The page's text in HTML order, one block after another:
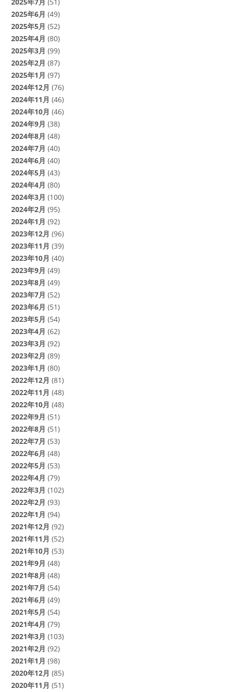
2025年7月 (51)
2025年6月 (49)
2025年5月 (52)
2025年4月 (80)
2025年3月 (99)
2025年2月 (87)
2025年1月 (97)
2024年12月 (76)
2024年11月 (46)
2024年10月 (46)
2024年9月 (38)
2024年8月 (48)
2024年7月 (40)
2024年6月 (40)
2024年5月 (43)
2024年4月 (80)
2024年3月 (100)
2024年2月 (95)
2024年1月 (92)
2023年12月 (96)
2023年11月 (39)
2023年10月 (40)
2023年9月 (49)
2023年8月 (49)
2023年7月 (52)
2023年6月 (51)
2023年5月 (54)
2023年4月 (62)
2023年3月 (92)
2023年2月 (89)
2023年1月 (80)
2022年12月 (81)
2022年11月 (48)
2022年10月 (48)
2022年9月 (51)
2022年8月 (51)
2022年7月 (53)
2022年6月 (48)
2022年5月 (53)
2022年4月 (79)
2022年3月 (102)
2022年2月 (93)
2022年1月 (94)
2021年12月 (92)
2021年11月 (52)
2021年10月 (53)
2021年9月 (48)
2021年8月 (48)
2021年7月 (54)
2021年6月 (49)
2021年5月 (54)
2021年4月 (79)
2021年3月 (103)
2021年2月 (92)
2021年1月 (98)
2020年12月 (85)
2020年11月 (51)